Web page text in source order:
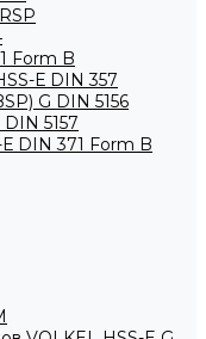
Form B
Е DIN 357
G DIN 5156
5157
DIN 371 Form B